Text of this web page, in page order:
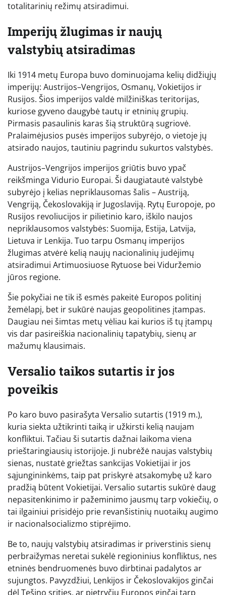
totalitarinių režimų atsiradimui.
Imperijų žlugimas ir naujų
valstybių atsiradimas
Iki 1914 metų Europa buvo dominuojama kelių didžiųjų
imperijų: Austrijos–Vengrijos, Osmanų, Vokietijos ir
Rusijos. Šios imperijos valdė milžiniškas teritorijas,
kuriose gyveno daugybė tautų ir etninių grupių.
Pirmasis pasaulinis karas šią struktūrą sugriovė.
Pralaimėjusios pusės imperijos subyrėjo, o vietoje jų
atsirado naujos, tautiniu pagrindu sukurtos valstybės.
Austrijos–Vengrijos imperijos griūtis buvo ypač
reikšminga Vidurio Europai. Ši daugiatautė valstybė
subyrėjo į kelias nepriklausomas šalis – Austriją,
Vengriją, Čekoslovakiją ir Jugoslaviją. Rytų Europoje, po
Rusijos revoliucijos ir pilietinio karo, iškilo naujos
nepriklausomos valstybės: Suomija, Estija, Latvija,
Lietuva ir Lenkija. Tuo tarpu Osmanų imperijos
žlugimas atvėrė kelią naujų nacionalinių judėjimų
atsiradimui Artimuosiuose Rytuose bei Viduržemio
jūros regione.
Šie pokyčiai ne tik iš esmės pakeitė Europos politinį
žemėlapį, bet ir sukūrė naujas geopolitines įtampas.
Daugiau nei šimtas metų vėliau kai kurios iš tų įtampų
vis dar pasireiškia nacionalinių tapatybių, sienų ar
mažumų klausimais.
Versalio taikos sutartis ir jos
poveikis
Po karo buvo pasirašyta Versalio sutartis (1919 m.),
kuria siekta užtikrinti taiką ir užkirsti kelią naujam
konfliktui. Tačiau ši sutartis dažnai laikoma viena
prieštaringiausių istorijoje. Ji nubrėžė naujas valstybių
sienas, nustatė griežtas sankcijas Vokietijai ir jos
sąjungininkėms, taip pat priskyrė atsakomybę už karo
pradžią būtent Vokietijai. Versalio sutartis sukūrė daug
nepasitenkinimo ir pažeminimo jausmų tarp vokiečių, o
tai ilgainiui prisidėjo prie revanšistinių nuotaikų augimo
ir nacionalsocializmo stiprėjimo.
Be to, naujų valstybių atsiradimas ir priverstinis sienų
perbraižymas neretai sukėlė regioninius konfliktus, nes
etninės bendruomenės buvo dirbtinai padalytos ar
sujungtos. Pavyzdžiui, Lenkijos ir Čekoslovakijos ginčai
dėl Tešino srities, ar pietryčių Europos ginčai tarp